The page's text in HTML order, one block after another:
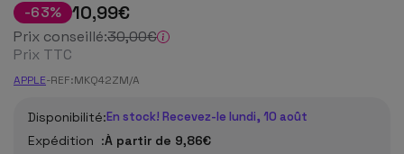
-63% 10,99€
Prix conseillé:30,00€
Prix TTC
APPLE-REF:MKQ42ZM/A
Disponibilité:En stock! Recevez-le lundi, 10 août
Expédition :À partir de 9,86€